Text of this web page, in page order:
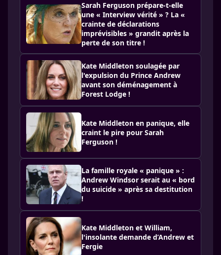
Sarah Ferguson prépare-t-elle
une « Interview vérité » ? La «
crainte de déclarations
imprévisibles » grandit après la
perte de son titre !
Kate Middleton soulagée par
l'expulsion du Prince Andrew
avant son déménagement à
Forest Lodge !
Kate Middleton en panique, elle
craint le pire pour Sarah
Ferguson !
La famille royale « panique » :
Andrew Windsor serait au « bord
du suicide » après sa destitution
!
Kate Middleton et William,
l'insolante demande d’Andrew et
Fergie